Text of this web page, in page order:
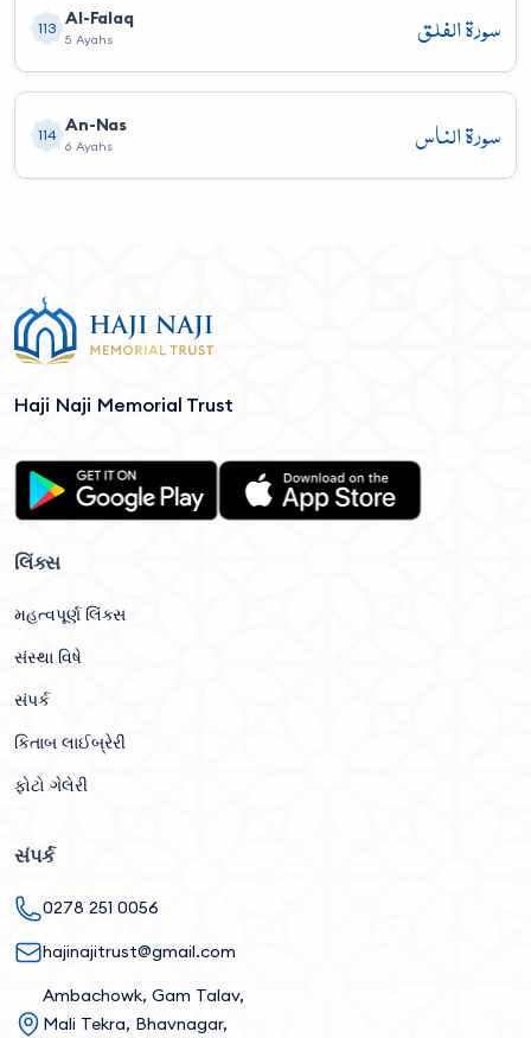
113 Al-Falaq
5 Ayahs سورة الفلق
114 An-Nas
6 Ayahs سورة الناس
Haji Naji Memorial Trust
લિંક્સ
મહત્વપૂર્ણ લિંક્સ
સંસ્થા વિષે
સંપર્ક
કિતાબ લાઈબ્રેરી
ફોટો ગેલેરી
સંપર્ક
0278 251 0056
hajinajitrust@gmail.com
Ambachowk, Gam Talav,
Mali Tekra, Bhavnagar,